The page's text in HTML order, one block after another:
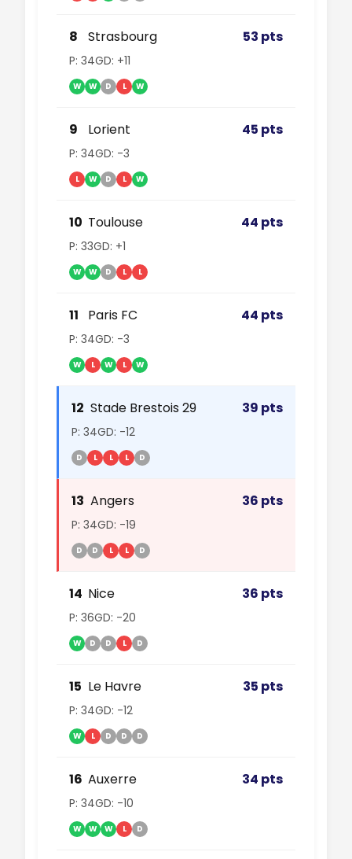
8 Strasbourg 53 pts
P: 34GD: +11
W W D L W
9 Lorient 45 pts
P: 34GD: -3
L W D L W
10 Toulouse 44 pts
P: 33GD: +1
W W D L L
11 Paris FC 44 pts
P: 34GD: -3
W L W L W
12 Stade Brestois 29 39 pts
P: 34GD: -12
D L L L D
13 Angers 36 pts
P: 34GD: -19
D D L L D
14 Nice 36 pts
P: 36GD: -20
W D D L D
15 Le Havre 35 pts
P: 34GD: -12
W L D D D
16 Auxerre 34 pts
P: 34GD: -10
W W W L D